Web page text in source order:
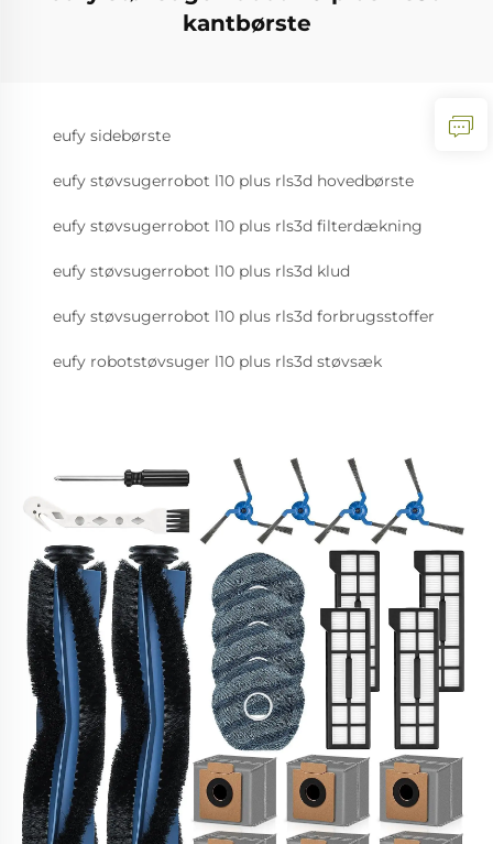
kantbørste
eufy sidebørste
eufy støvsugerrobot l10 plus rls3d hovedbørste
eufy støvsugerrobot l10 plus rls3d filterdækning
eufy støvsugerrobot l10 plus rls3d klud
eufy støvsugerrobot l10 plus rls3d forbrugsstoffer
eufy robotstøvsuger l10 plus rls3d støvsæk